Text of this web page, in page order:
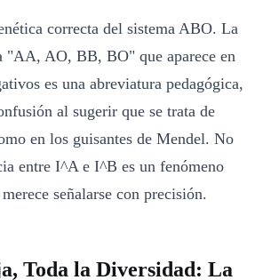
correcta del sistema ABO. La
"AA, AO, BB, BO" que aparece en
es una abreviatura pedagógica,
al sugerir que se trata de
en los guisantes de Mendel. No
entre I^A e I^B es un fenómeno
señalarse con precisión.
Toda la Diversidad: La